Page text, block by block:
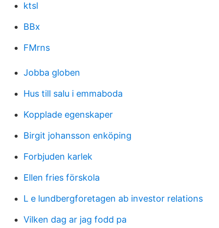
ktsl
BBx
FMrns
Jobba globen
Hus till salu i emmaboda
Kopplade egenskaper
Birgit johansson enköping
Forbjuden karlek
Ellen fries förskola
L e lundbergforetagen ab investor relations
Vilken dag ar jag fodd pa